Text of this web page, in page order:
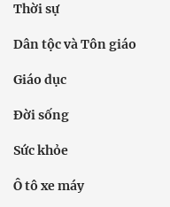
Thời sự
Dân tộc và Tôn giáo
Giáo dục
Đời sống
Sức khỏe
Ô tô xe máy